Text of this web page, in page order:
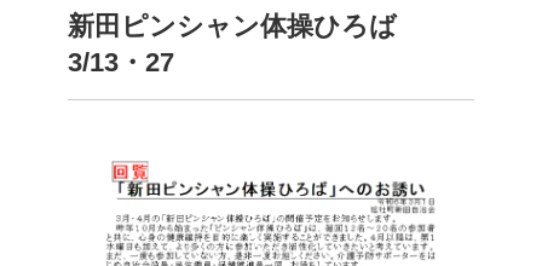
新田ピンシャン体操ひろば
3/13・27